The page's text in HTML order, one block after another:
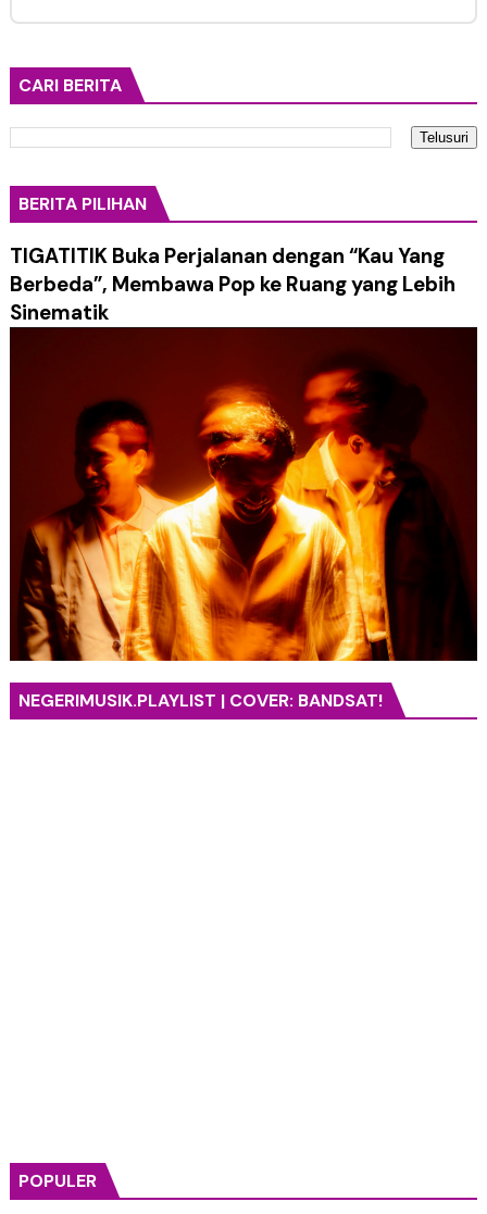
CARI BERITA
BERITA PILIHAN
TIGATITIK Buka Perjalanan dengan “Kau Yang
Berbeda”, Membawa Pop ke Ruang yang Lebih
Sinematik
NEGERIMUSIK.PLAYLIST | COVER: BANDSAT!
POPULER